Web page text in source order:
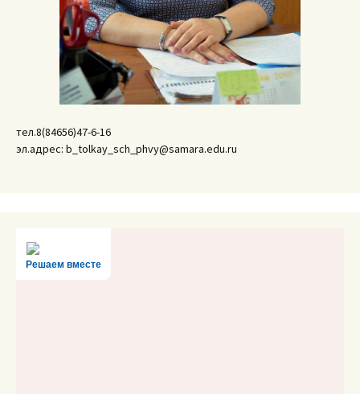
тел.8(84656)47-6-16
эл.адрес: b_tolkay_sch_phvy@samara.edu.ru
Решаем вместе